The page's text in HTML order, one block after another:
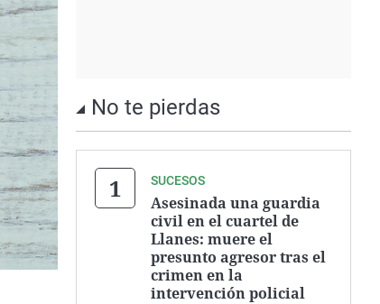
No te pierdas
SUCESOS
Asesinada una guardia
civil en el cuartel de
Llanes: muere el
presunto agresor tras el
crimen en la
intervención policial